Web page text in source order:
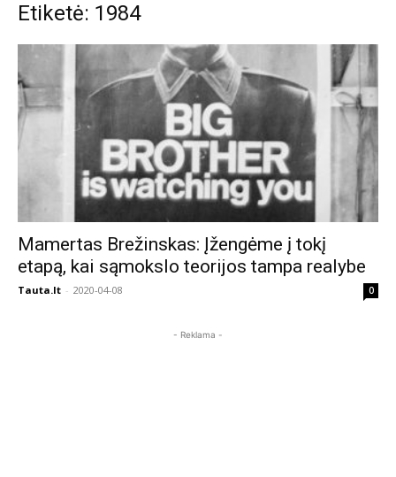
Etiketė: 1984
Mamertas Brežinskas: Įžengėme į tokį
etapą, kai sąmokslo teorijos tampa realybe
Tauta.lt - 2020-04-08 0
- Reklama -